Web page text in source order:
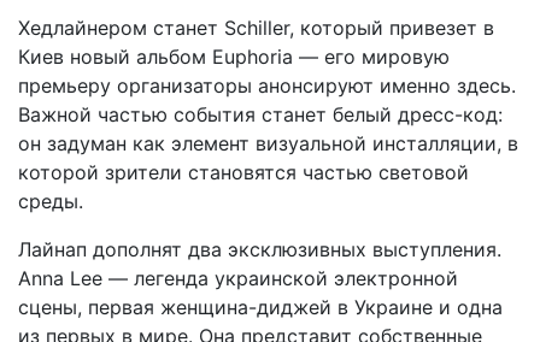
Хедлайнером станет Schiller, который привезет в
Киев новый альбом Euphoria — его мировую
премьеру организаторы анонсируют именно здесь.
Важной частью события станет белый дресс-код:
он задуман как элемент визуальной инсталляции, в
которой зрители становятся частью световой
среды.
Лайнап дополнят два эксклюзивных выступления.
Anna Lee — легенда украинской электронной
сцены, первая женщина-диджей в Украине и одна
из первых в мире. Она представит собственные